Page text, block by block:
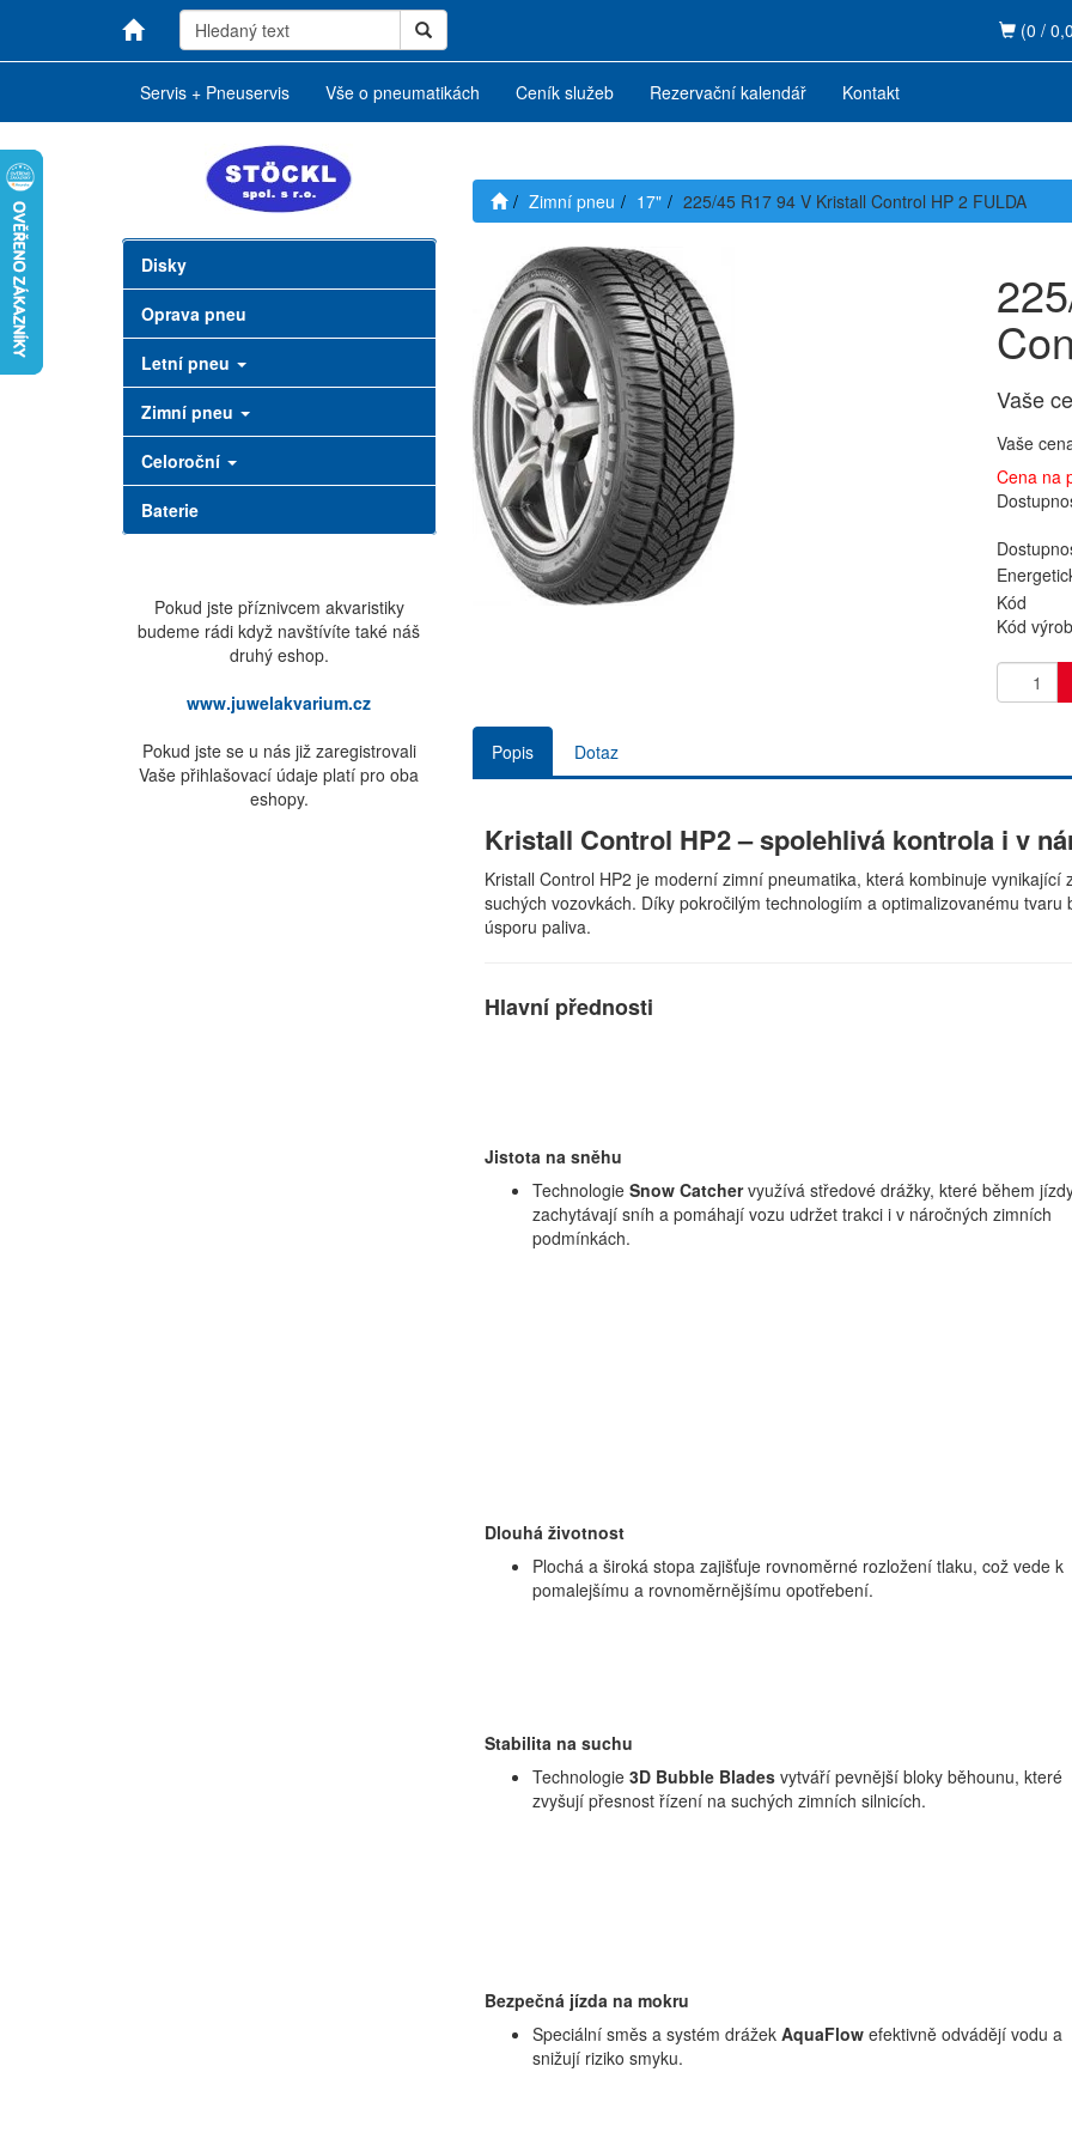
(0 /
Servis + Pneuservis Vše o pneumatikách Ceník služeb Rezervační kalendář Kontakt
Disky
Oprava pneu
Letní pneu
Zimní pneu
Celoroční
Baterie
Pokud jste příznivcem akvaristiky
budeme rádi když navštívíte také náš
druhý eshop.
www.juwelakvarium.cz
Pokud jste se u nás již zaregistrovali
Vaše přihlašovací údaje platí pro oba
eshopy.
Zimní pneu 17" 225/45 R17 94 V Kristall Control HP 2 FULDA
Vaše
Vaše
Cena na
Kód
Kód
Popis Dotaz
Kristall Control HP2 – spolehlivá kontrola i v
Kristall Control HP2 je moderní zimní pneumatika, která kombinuje
suchých vozovkách. Díky pokročilým technologiím a optimalizovanému
úsporu paliva.
Hlavní přednosti
Jistota na sněhu
Technologie Snow Catchervyužívá středové drážky, které během
zachytávají sníh a pomáhají vozu udržet trakci i v náročných zimních
podmínkách.
Dlouhá životnost
Plochá a široká stopa zajišťuje rovnoměrné rozložení tlaku, což vede k
pomalejšímu a rovnoměrnějšímu opotřebení.
Stabilita na suchu
Technologie 3D Bubble Bladesvytváří pevnější bloky běhounu, které
zvyšují přesnost řízení na suchých zimních silnicích.
Bezpečná jízda na mokru
Speciální směs a systém drážek AquaFlowefektivně odvádějí vodu a
snižují riziko smyku.